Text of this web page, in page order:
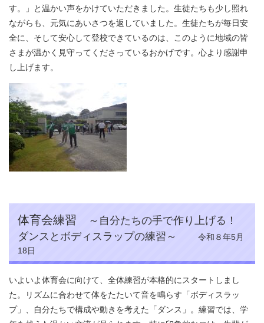
す。」と温かい声をかけていただきました。生徒たちも少し照れ
ながらも、元気にあいさつを返していました。生徒たちが毎日安
全に、そして安心して登校できているのは、このように地域の皆
さまが温かく見守ってくださっているおかげです。心より感謝申
し上げます。
体育会練習
～自分たちの手で作り上げる！
ダンスとボディスラップの練習～
令和８年5月
18日
いよいよ体育会に向けて、全体練習が本格的にスタートしまし
た。リズムに合わせて体をたたいて音を鳴らす「ボディスラッ
プ」、自分たちで構成や動きを考えた「ダンス」。練習では、学